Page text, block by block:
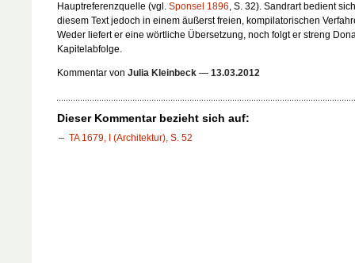
Hauptreferenzquelle (vgl. Sponsel 1896, S. 32). Sandrart bedient sich
diesem Text jedoch in einem äußerst freien, kompilatorischen
Weder liefert er eine wörtliche Übersetzung, noch folgt er streng
Kapitelabfolge.
Kommentar von Julia Kleinbeck — 13.03.2012
Dieser Kommentar bezieht sich auf:
TA 1679, I (Architektur), S. 52